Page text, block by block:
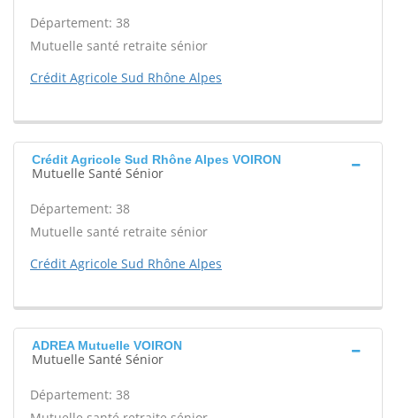
Département: 38
Mutuelle santé retraite sénior
Crédit Agricole Sud Rhône Alpes
Crédit Agricole Sud Rhône Alpes VOIRON
Mutuelle Santé Sénior
Département: 38
Mutuelle santé retraite sénior
Crédit Agricole Sud Rhône Alpes
ADREA Mutuelle VOIRON
Mutuelle Santé Sénior
Département: 38